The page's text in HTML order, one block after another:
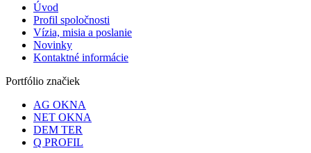
Úvod
Profil spoločnosti
Vízia, misia a poslanie
Novinky
Kontaktné informácie
Portfólio značiek
AG OKNA
NET OKNA
DEM TER
Q PROFIL